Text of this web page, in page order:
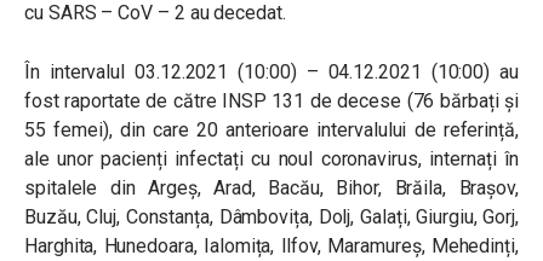
cu SARS – CoV – 2 au decedat.
În intervalul 03.12.2021 (10:00) – 04.12.2021 (10:00) au
fost raportate de către INSP 131 de decese (76 bărbați și
55 femei), din care 20 anterioare intervalului de referință,
ale unor pacienți infectați cu noul coronavirus, internați în
spitalele din Argeș, Arad, Bacău, Bihor, Brăila, Brașov,
Buzău, Cluj, Constanța, Dâmbovița, Dolj, Galați, Giurgiu, Gorj,
Harghita, Hunedoara, Ialomița, Ilfov, Maramureș, Mehedinți,